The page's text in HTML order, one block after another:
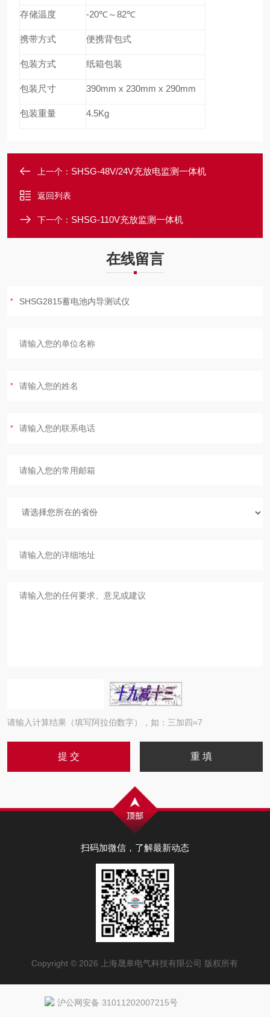
存储温度 -20℃～82℃
携带方式 便携背包式
包装方式 纸箱包装
包装尺寸 390mm x 230mm x 290mm
包装重量 4.5Kg
上一个： SHSG-48V/24V充放电监测一体机
返回列表
下一个： SHSG-110V充放监测一体机
在线留言
请输入计算结果（填写阿拉伯数字），如：三加四=7
扫码加微信，了解最新动态
Copyright © 2026 上海晟皋电气科技有限公司 版权所有
沪公网安备 31011202007215号